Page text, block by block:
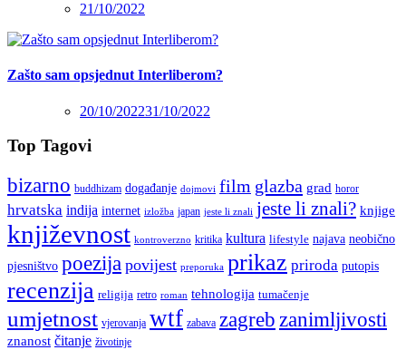
21/10/2022
Zašto sam opsjednut Interliberom?
20/10/202231/10/2022
Top Tagovi
bizarno buddhizam događanje dojmovi film glazba grad horor
hrvatska indija internet izložba japan jeste li znali jeste li znali? knjige
književnost kontroverzno kritika kultura lifestyle najava neobično
pjesništvo poezija povijest preporuka prikaz priroda putopis
recenzija religija retro roman tehnologija tumačenje
umjetnost vjerovanja wtf zabava zagreb zanimljivosti
znanost čitanje životinje